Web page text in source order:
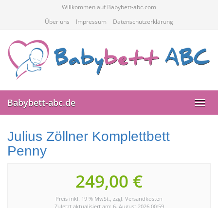
Willkommen auf Babybett-abc.com
Über uns
Impressum Datenschutzerklärung
Babybett-abc.de
Julius Zöllner Komplettbett
Penny
249,00 €
Preis inkl. 19 % MwSt., zzgl. Versandkosten
Zuletzt aktualisiert am: 6. August 2026 00:59